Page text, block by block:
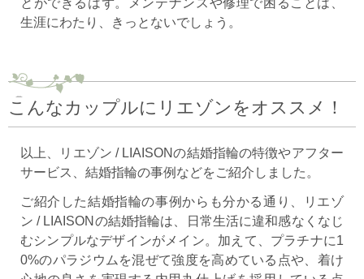
生涯にわたり、きっとないでしょう。
こんなカップルにリエゾンをオススメ！
以上、リエゾン / LIAISONの結婚指輪の特徴やアフター
サービス、結婚指輪の事例などをご紹介しました。
ご紹介した結婚指輪の事例からも分かる通り、リエゾ
ン / LIAISONの結婚指輪は、日常生活に違和感なくなじ
むシンプルなデザインがメイン。加えて、プラチナに1
0%のパラジウムを混ぜて強度を高めている点や、着け